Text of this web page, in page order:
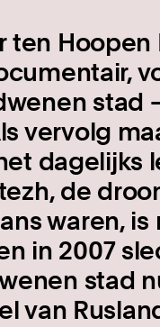
Hoopen
stad
vervolg
dagelijks
de
waren,
in 2007
stad
van